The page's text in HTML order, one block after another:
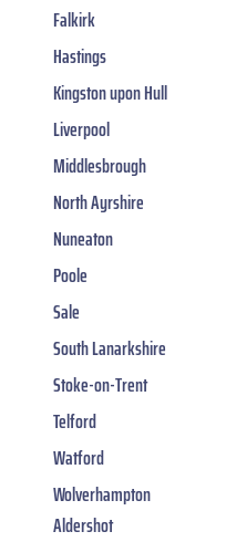
Falkirk
Hastings
Kingston upon Hull
Liverpool
Middlesbrough
North Ayrshire
Nuneaton
Poole
Sale
South Lanarkshire
Stoke-on-Trent
Telford
Watford
Wolverhampton
Aldershot